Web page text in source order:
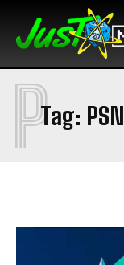
Tag: PSN
P